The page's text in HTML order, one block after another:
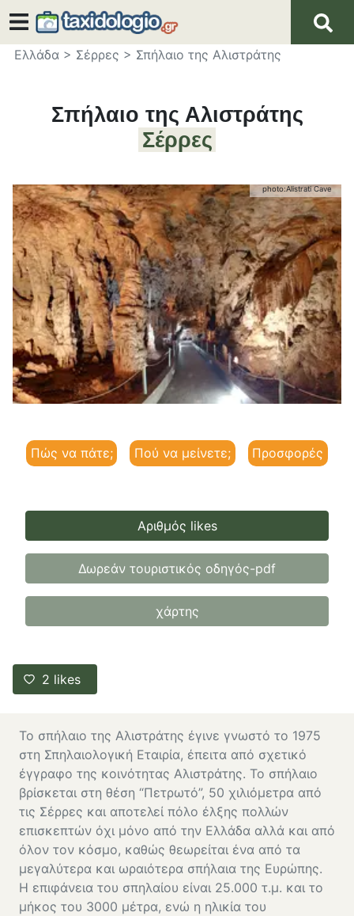
Ελλάδα > Σέρρες > Σπήλαιο της Αλιστράτης
Σπήλαιο της Αλιστράτης
Σέρρες
photo:Alistrati Cave
Πώς να πάτε; Πού να μείνετε; Προσφορές
Αριθμός likes
Δωρεάν τουριστικός οδηγός-pdf
χάρτης
2 likes
Το σπήλαιο της Αλιστράτης έγινε γνωστό το 1975
στη Σπηλαιολογική Εταιρία, έπειτα από σχετικό
έγγραφο της κοινότητας Αλιστράτης. Το σπήλαιο
βρίσκεται στη θέση “Πετρωτό”, 50 χιλιόμετρα από
τις Σέρρες και αποτελεί πόλο έλξης πολλών
επισκεπτών όχι μόνο από την Ελλάδα αλλά και από
όλον τον κόσμο, καθώς θεωρείται ένα από τα
μεγαλύτερα και ωραιότερα σπήλαια της Ευρώπης.
Η επιφάνεια του σπηλαίου είναι 25.000 τ.μ. και το
μήκος του 3000 μέτρα, ενώ η ηλικία του